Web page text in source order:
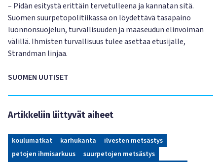
– Pidän esitystä erittäin tervetulleena ja kannatan sitä.
Suomen suurpetopolitiikassa on löydettävä tasapaino
luonnonsuojelun, turvallisuuden ja maaseudun elinvoiman
välillä. Ihmisten turvallisuus tulee asettaa etusijalle,
Strandman linjaa.
SUOMEN UUTISET
Artikkeliin liittyvät aiheet
koulumatkat karhukanta
ilvesten metsästys
petojen ihmisarkuus
suurpetojen metsästys